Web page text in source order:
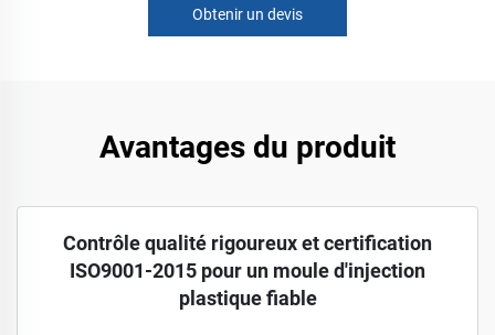
Obtenir un devis
Avantages du produit
Contrôle qualité rigoureux et certification
ISO9001-2015 pour un moule d'injection
plastique fiable